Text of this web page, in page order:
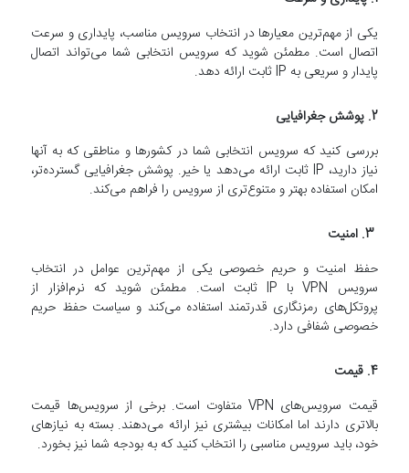
یکی از مهم‌ترین معیارها در انتخاب سرویس مناسب، پایداری و سرعت
اتصال است. مطمئن شوید که سرویس انتخابی شما می‌تواند اتصال
پایدار و سریعی به IP ثابت ارائه دهد.
2. پوشش جغرافیایی
بررسی کنید که سرویس انتخابی شما در کشورها و مناطقی که به آنها
نیاز دارید، IP ثابت ارائه می‌دهد یا خیر. پوشش جغرافیایی گسترده‌تر،
امکان استفاده بهتر و متنوع‌تری از سرویس را فراهم می‌کند.
3. امنیت
حفظ امنیت و حریم خصوصی یکی از مهم‌ترین عوامل در انتخاب
سرویس VPN با IP ثابت است. مطمئن شوید که نرم‌افزار از
پروتکل‌های رمزنگاری قدرتمند استفاده می‌کند و سیاست حفظ حریم
خصوصی شفافی دارد.
4. قیمت
قیمت سرویس‌های VPN متفاوت است. برخی از سرویس‌ها قیمت
بالاتری دارند اما امکانات بیشتری نیز ارائه می‌دهند. بسته به نیازهای
خود، باید سرویس مناسبی را انتخاب کنید که به بودجه شما نیز بخورد.